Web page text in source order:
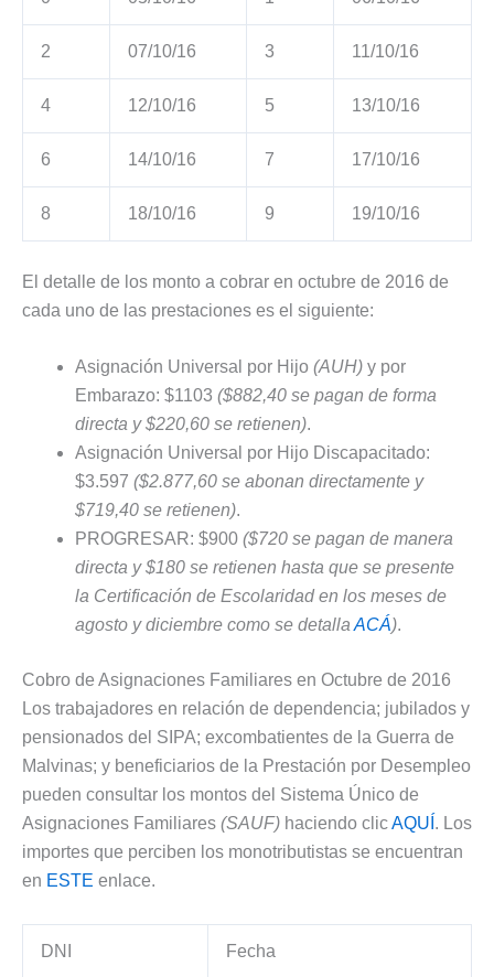
2 07/10/16 3 11/10/16
4 12/10/16 5 13/10/16
6 14/10/16 7 17/10/16
8 18/10/16 9 19/10/16
El detalle de los monto a cobrar en octubre de 2016 de
cada uno de las prestaciones es el siguiente:
Asignación Universal por Hijo (AUH) y por
Embarazo: $1103 ($882,40 se pagan de forma
directa y $220,60 se retienen).
Asignación Universal por Hijo Discapacitado:
$3.597 ($2.877,60 se abonan directamente y
$719,40 se retienen).
PROGRESAR: $900 ($720 se pagan de manera
directa y $180 se retienen hasta que se presente
la Certificación de Escolaridad en los meses de
agosto y diciembre como se detalla ACÁ).
Cobro de Asignaciones Familiares en Octubre de 2016
Los trabajadores en relación de dependencia; jubilados y
pensionados del SIPA; excombatientes de la Guerra de
Malvinas; y beneficiarios de la Prestación por Desempleo
pueden consultar los montos del Sistema Único de
Asignaciones Familiares (SAUF) haciendo clicAQUÍ . Los
importes que perciben los monotributistas se encuentran
en ESTE enlace.
DNI Fecha